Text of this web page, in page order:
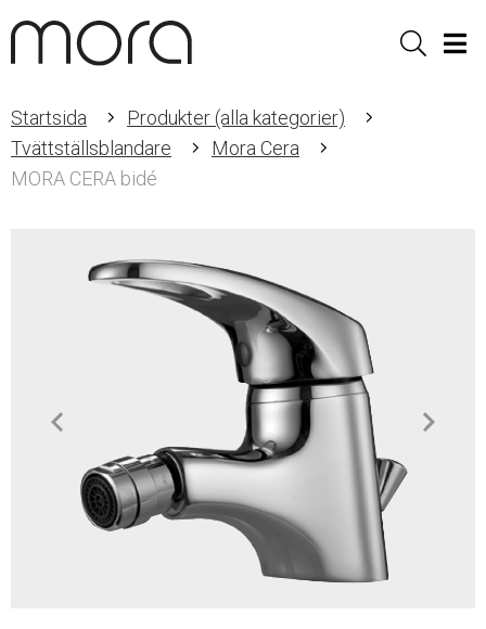
Sök
Startsida
Produkter (alla kategorier)
Tvättställsblandare
Mora Cera
MORA CERA bidé